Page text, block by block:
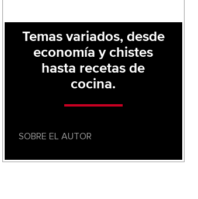
Temas variados, desde
economía y chistes
hasta recetas de
cocina.
SOBRE EL AUTOR